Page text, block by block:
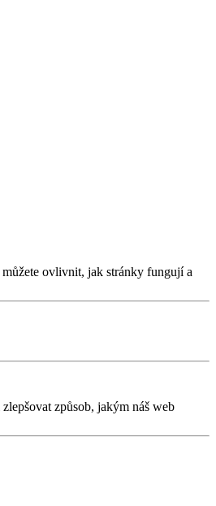
ovlivnit, jak stránky fungují a
způsob, jakým náš web